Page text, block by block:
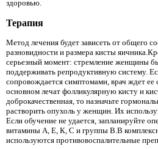
здоровью.
Терапия
Метод лечения будет зависеть от общего
разновидности и размера кисты
серьезный момент: стремление женщины
поддерживать репродуктивную систему.
сопровождается симптомами, врач ждет ее
основном лечат фолликулярную кисту и
доброкачественная, то назначьте
растворить опухоль у женщин. Их
Если обучение не удается, запланируйте
витамины А, Е, К, С и группы В.В
используются противовоспалительные